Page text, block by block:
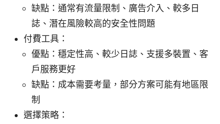
缺點：通常有流量限制、廣告介入、較多日
誌、潛在風險較高的安全性問題
付費工具：
優點：穩定性高、較少日誌、支援多裝置、客
戶服務更好
缺點：成本需要考量，部分方案可能有地區限
制
選擇策略：